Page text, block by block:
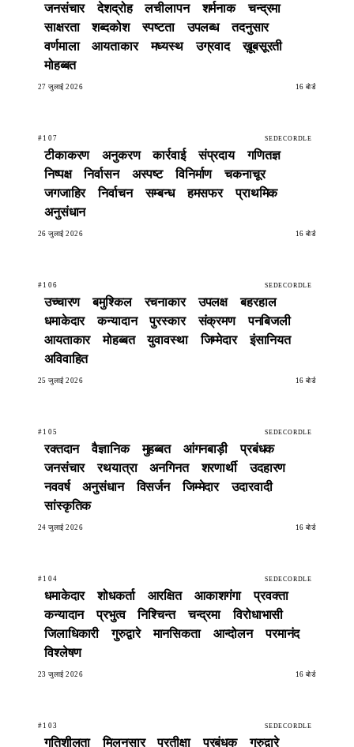
जनसंचार देशद्रोह लचीलापन शर्मनाक
चन्द्रमा
साक्षरता
शब्दकोश स्पष्टता उपलब्ध
तदनुसार
वर्णमाला
आयताकार मध्यस्थ उग्रवाद
ख़ूबसूरती
मोहब्बत
27 जुलाई 2026 16 बोर्ड
#107 SEDECORDLE
टीकाकरण अनुकरण कार्रवाई संप्रदाय
गणितज्ञ
निष्पक्ष
निर्वासन अस्पष्ट विनिर्माण
चकनाचूर
जगजाहिर
निर्वाचन सम्बन्ध हमसफर
प्राथमिक
अनुसंधान
26 जुलाई 2026 16 बोर्ड
#106 SEDECORDLE
उच्चारण बमुश्किल रचनाकार उपलक्ष
बहरहाल
धमाकेदार
कन्यादान पुरस्कार संक्रमण
पनबिजली
आयताकार
मोहब्बत युवावस्था जिम्मेदार
इंसानियत
अविवाहित
25 जुलाई 2026 16 बोर्ड
#105 SEDECORDLE
रक्तदान वैज्ञानिक मुहब्बत आंगनबाड़ी
प्रबंधक
जनसंचार
रथयात्रा अनगिनत शरणार्थी
उदहारण
नववर्ष
अनुसंधान विसर्जन जिम्मेदार
उदारवादी
सांस्कृतिक
24 जुलाई 2026 16 बोर्ड
#104 SEDECORDLE
धमाकेदार शोधकर्ता आरक्षित आकाशगंगा
प्रवक्ता
कन्यादान
प्रभुत्व निश्चिन्त चन्द्रमा
विरोधाभासी
जिलाधिकारी
गुरुद्वारे मानसिकता आन्दोलन
परमानंद
विश्लेषण
23 जुलाई 2026 16 बोर्ड
#103 SEDECORDLE
गतिशीलता मिलनसार प्रतीक्षा प्रबंधक गुरुद्वारे